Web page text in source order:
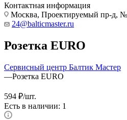
Контактная информация
Москва, Проектируемый пр-д,
24@balticmaster.ru
Розетка EURO
Сервисный центр Балтик Мастер
—Розетка EURO
594 ₽/шт.
Есть в наличии: 1